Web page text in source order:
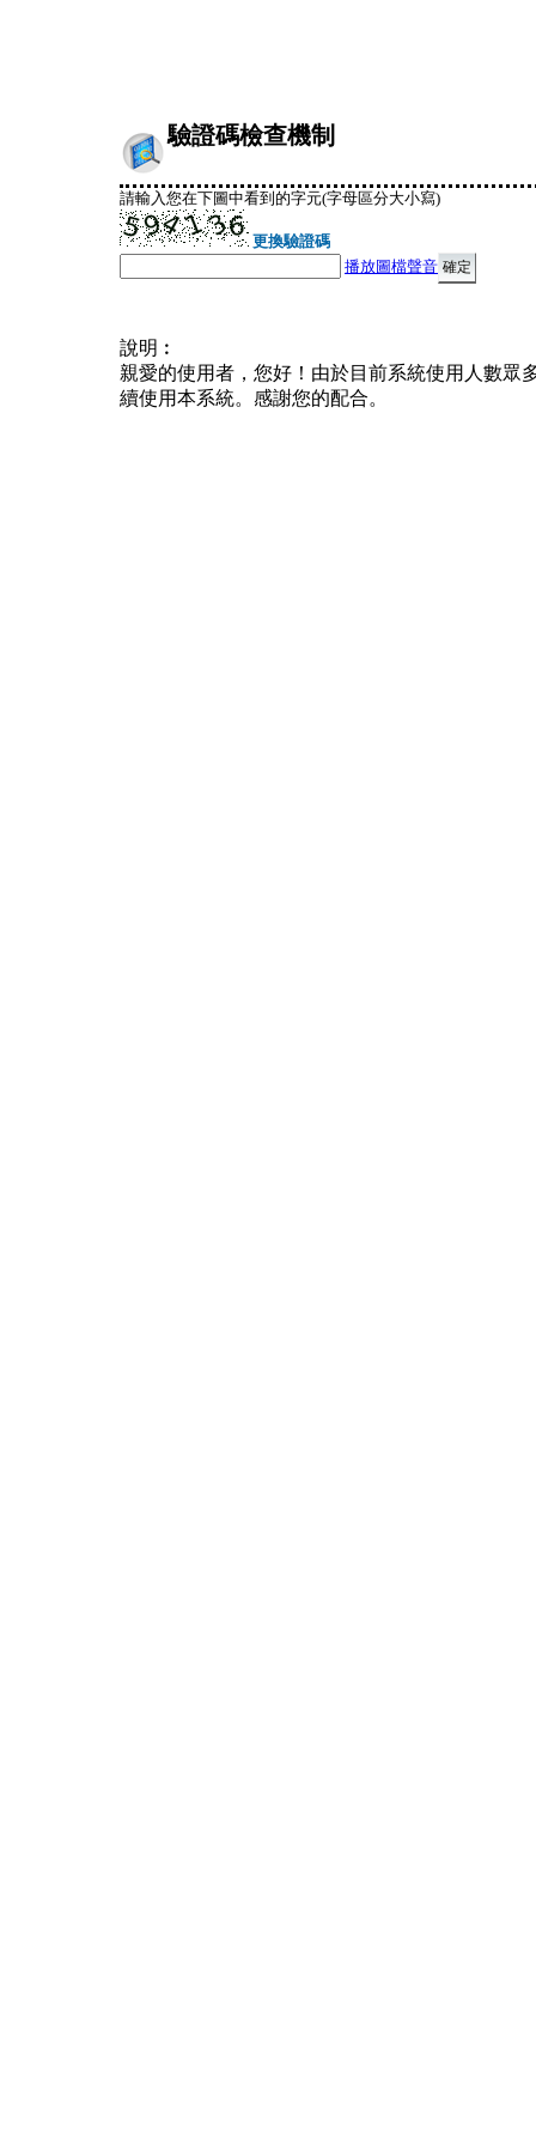
驗證碼檢查機制
請輸入您在下圖中看到的字元(字母區分大小寫)
更換驗證碼
播放圖檔聲音
說明︰
親愛的使用者，您好！由於目前系統使用人數眾
續使用本系統。感謝您的配合。